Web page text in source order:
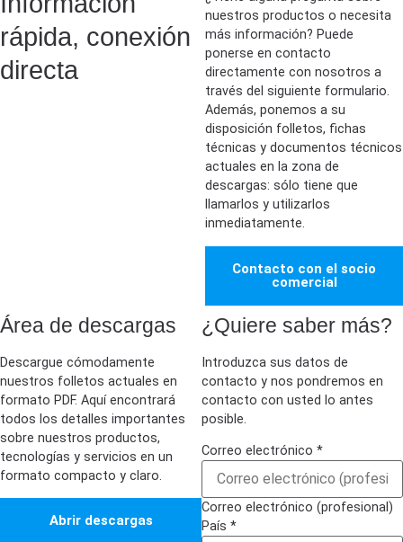
rápida, conexión
directa
nuestros productos o necesita
más información? Puede
ponerse en contacto
directamente con nosotros a
través del siguiente formulario.
Además, ponemos a su
disposición folletos, fichas
técnicas y documentos técnicos
actuales en la zona de
descargas: sólo tiene que
llamarlos y utilizarlos
inmediatamente.
Contacto con el socio
comercial
Área de descargas
Descargue cómodamente
nuestros folletos actuales en
formato PDF. Aquí encontrará
todos los detalles importantes
sobre nuestros productos,
tecnologías y servicios en un
formato compacto y claro.
Abrir descargas
¿Quiere saber más?
Introduzca sus datos de
contacto y nos pondremos en
contacto con usted lo antes
posible.
Correo electrónico *
Correo electrónico (profesional)
País *